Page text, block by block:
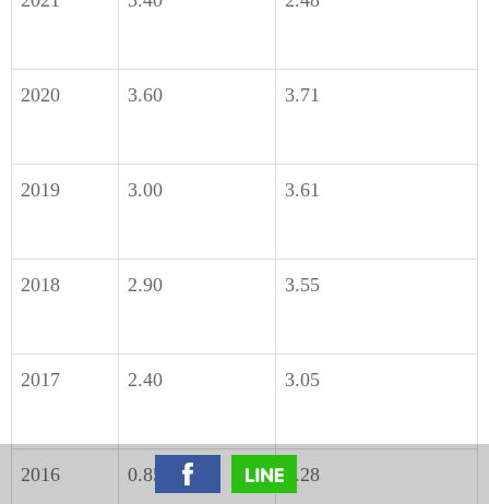
2020 3.60 3.71
2019 3.00 3.61
2018 2.90 3.55
2017 2.40 3.05
2016 0.85 1.28